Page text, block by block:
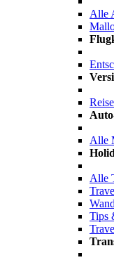
Alle
Alle
Alle
Tips